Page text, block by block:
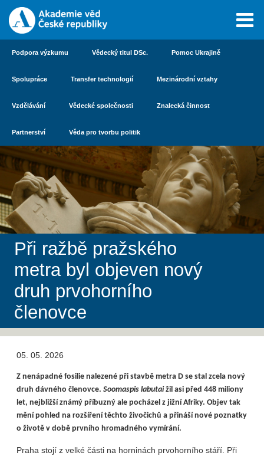
Podpora výzkumu Vědecký titul DSc. Pomoc Ukrajině
Spolupráce Transfer technologií Mezinárodní vztahy
Vzdělávání Vědecké společnosti Znalecká činnost
Partnerství Věda pro tvorbu politik
Při ražbě pražského
metra byl objeven nový
druh prvohorního
členovce
05. 05. 2026
Z nenápadné fosilie nalezené při stavbě metra D se stal zcela nový
druh dávného členovce. Soomaspis labutaižil asi před 448 miliony
let, nejbližší známý příbuzný ale pocházel z jižní Afriky. Objev tak
mění pohled na rozšíření těchto živočichů a přináší nové poznatky
o životě v době prvního hromadného vymírání.
Praha stojí z velké části na horninách prvohorního stáří. Při